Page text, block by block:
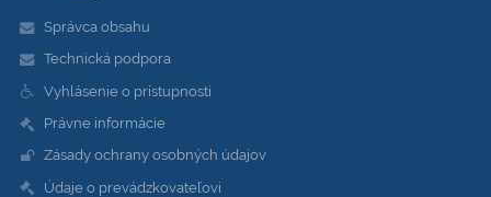
Správca obsahu
Technická podpora
Vyhlásenie o prístupnosti
Právne informácie
Zásady ochrany osobných údajov
Údaje o prevádzkovateľovi